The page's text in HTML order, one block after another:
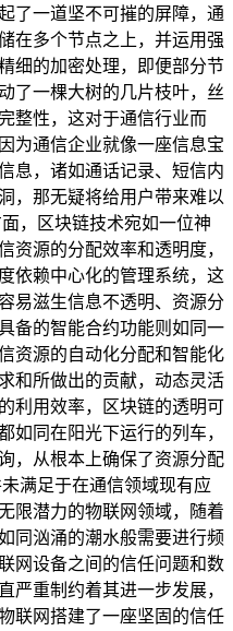
了一道坚不可摧的屏障，通
在多个节点之上，并运用强
细的加密处理，即便部分节
了一棵大树的几片枝叶，丝
整性，这对于通信行业而
为通信企业就像一座信息宝
息，诸如通话记录、短信内
，那无疑将给用户带来难以
，区块链技术宛如一位神
资源的分配效率和透明度，
依赖中心化的管理系统，这
易滋生信息不透明、资源分
备的智能合约功能则如同一
资源的自动化分配和智能化
和所做出的贡献，动态灵活
利用效率，区块链的透明可
如同在阳光下运行的列车，
，从根本上确保了资源分配
满足于在通信领域现有应
限潜力的物联网领域，随着
同汹涌的潮水般需要进行频
网设备之间的信任问题和数
严重制约着其进一步发展，
联网搭建了一座坚固的信任